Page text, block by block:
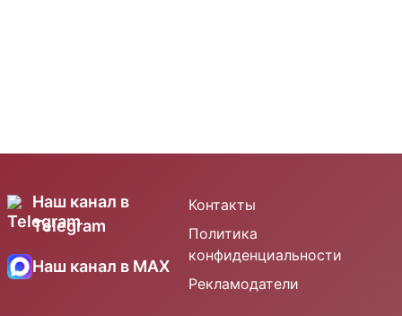
Наш канал в
Telegram
Наш канал в MAX
Контакты
Политика
конфиденциальности
Рекламодатели